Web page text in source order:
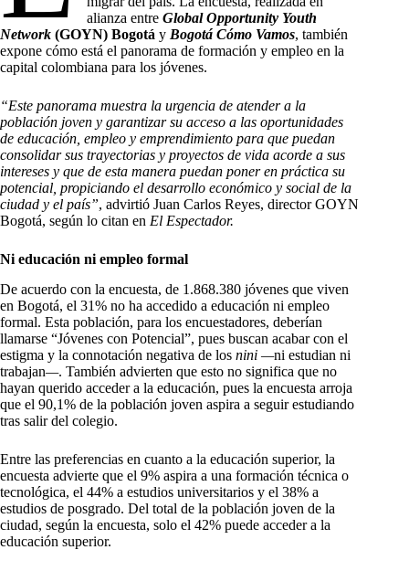
alianza entreGlobal Opportunity Youth
Network (GOYN) Bogotá y Bogotá Cómo Vamos, también
expone cómo está el panorama de formación y empleo en la
capital colombiana para los jóvenes.
“Este panorama muestra la urgencia de atender a la
población joven y garantizar su acceso a las oportunidades
de educación, empleo y emprendimiento para que puedan
consolidar sus trayectorias y proyectos de vida acorde a sus
intereses y que de esta manera puedan poner en práctica su
potencial, propiciando el desarrollo económico y social de la
ciudad y el país”, advirtió Juan Carlos Reyes, director GOYN
Bogotá, según lo citan en El Espectador.
Ni educación ni empleo formal
De acuerdo con la encuesta, de 1.868.380 jóvenes que viven
en Bogotá, el 31% no ha accedido a educación ni empleo
formal. Esta población, para los encuestadores, deberían
llamarse “Jóvenes con Potencial”, pues buscan acabar con el
estigma y la connotación negativa de los nini —ni estudian ni
trabajan—. También advierten que esto no significa que no
hayan querido acceder a la educación, pues la encuesta arroja
que el 90,1% de la población joven aspira a seguir estudiando
tras salir del colegio.
Entre las preferencias en cuanto a la educación superior, la
encuesta advierte que el 9% aspira a una formación técnica o
tecnológica, el 44% a estudios universitarios y el 38% a
estudios de posgrado. Del total de la población joven de la
ciudad, según la encuesta, solo el 42% puede acceder a la
educación superior.